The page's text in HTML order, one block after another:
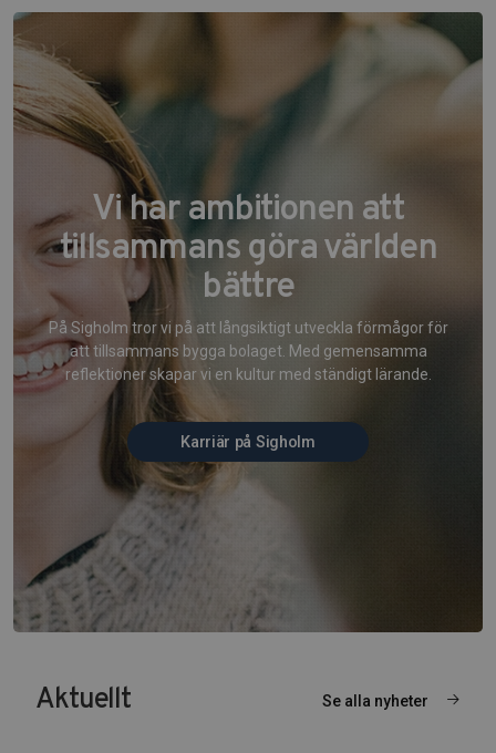
Vi har ambitionen att
tillsammans göra världen
bättre
På Sigholm tror vi på att långsiktigt utveckla förmågor för
att tillsammans bygga bolaget. Med gemensamma
reflektioner skapar vi en kultur med ständigt lärande.
Karriär på Sigholm
Aktuellt Se alla nyheter